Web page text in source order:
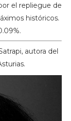
el repliegue de
históricos.
autora del